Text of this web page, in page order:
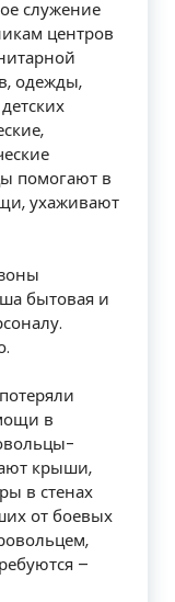
служение
центров
одежды,
помогают в
ухаживают
бытовая и
в
крыши,
в стенах
от боевых
–